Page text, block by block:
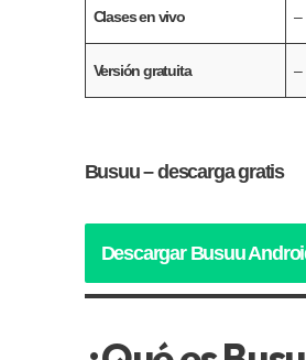
Clases en vivo –
Versión gratuita –
Busuu – descargagratis
Descargar Busuu